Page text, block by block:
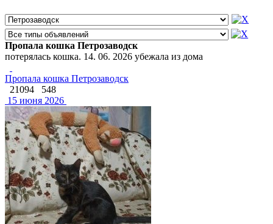
Пропала кошка Петрозаводск
потерялась кошка. 14. 06. 2026 убежала из дома
Пропала кошка Петрозаводск
21094
548
15 июня 2026